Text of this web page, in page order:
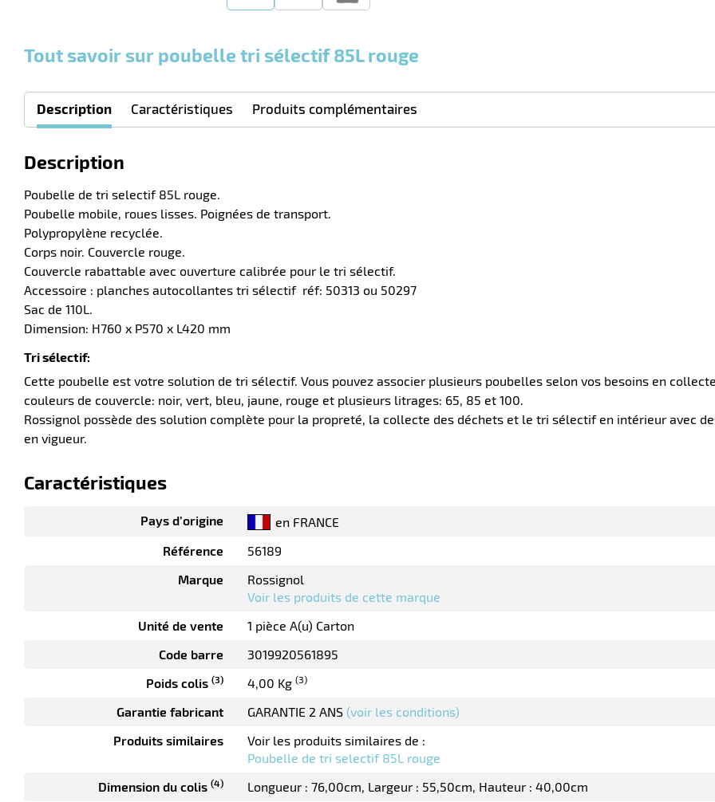
Tout savoir sur poubelle tri sélectif 85L rouge
Description Caractéristiques Produits complémentaires
Description
Poubelle de tri selectif 85L rouge.
Poubelle mobile, roues lisses. Poignées de transport.
Polypropylène recyclée.
Corps noir. Couvercle rouge.
Couvercle rabattable avec ouverture calibrée pour le tri sélectif.
Accessoire : planches autocollantes tri sélectif réf: 50313 ou 50297
Sac de 110L.
Dimension: H760 x P570 x L420 mm
Tri sélectif:
Cette poubelle est votre solution de tri sélectif. Vous pouvez associer plusieurs poubelles selon vos besoins en
couleurs de couvercle: noir, vert, bleu, jaune, rouge et plusieurs litrages: 65, 85 et 100.
Rossignol possède des solution complète pour la propreté, la collecte des déchets et le tri sélectif en intérieur avec
en vigueur.
Caractéristiques
Pays d’origine
en FRANCE
Référence
56189
Marque
Rossignol
Voir les produits de cette marque
Unité de vente
1 pièce A(u) Carton
Code barre
3019920561895
Poids colis (3) 4,00 Kg (3)
Garantie fabricant GARANTIE 2 ANS (voir les conditions)
Produits similaires
Voir les produits similaires de :
Poubelle de tri selectif 85L rouge
Dimension du colis (4) Longueur : 76,00cm Largeur : 55,50cm Hauteur : 40,00cm